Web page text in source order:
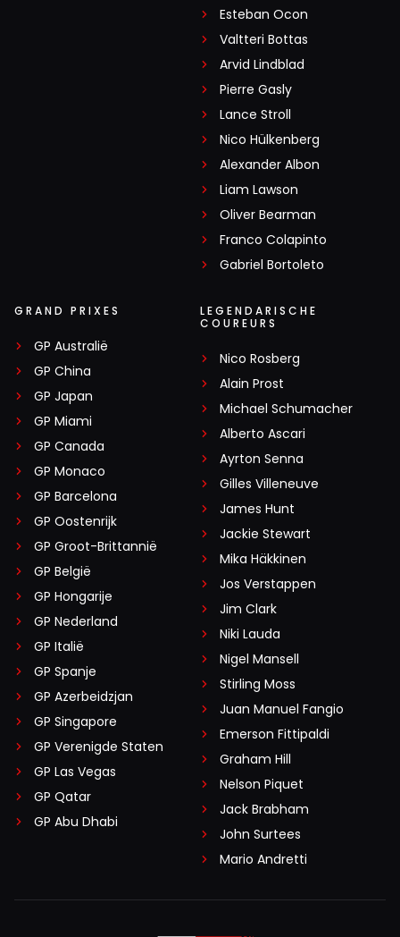
Esteban Ocon
Valtteri Bottas
Arvid Lindblad
Pierre Gasly
Lance Stroll
Nico Hülkenberg
Alexander Albon
Liam Lawson
Oliver Bearman
Franco Colapinto
Gabriel Bortoleto
GRAND PRIXES
GP Australië
GP China
GP Japan
GP Miami
GP Canada
GP Monaco
GP Barcelona
GP Oostenrijk
GP Groot-Brittannië
GP België
GP Hongarije
GP Nederland
GP Italië
GP Spanje
GP Azerbeidzjan
GP Singapore
GP Verenigde Staten
GP Las Vegas
GP Qatar
GP Abu Dhabi
LEGENDARISCHE
COUREURS
Nico Rosberg
Alain Prost
Michael Schumacher
Alberto Ascari
Ayrton Senna
Gilles Villeneuve
James Hunt
Jackie Stewart
Mika Häkkinen
Jos Verstappen
Jim Clark
Niki Lauda
Nigel Mansell
Stirling Moss
Juan Manuel Fangio
Emerson Fittipaldi
Graham Hill
Nelson Piquet
Jack Brabham
John Surtees
Mario Andretti